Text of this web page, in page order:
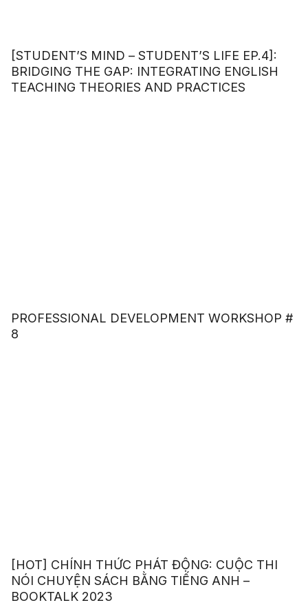
[STUDENT’S MIND – STUDENT’S LIFE EP.4]:
BRIDGING THE GAP: INTEGRATING ENGLISH
TEACHING THEORIES AND PRACTICES
PROFESSIONAL DEVELOPMENT WORKSHOP #
8
[HOT] CHÍNH THỨC PHÁT ĐỘNG: CUỘC THI
NÓI CHUYỆN SÁCH BẰNG TIẾNG ANH –
BOOKTALK 2023